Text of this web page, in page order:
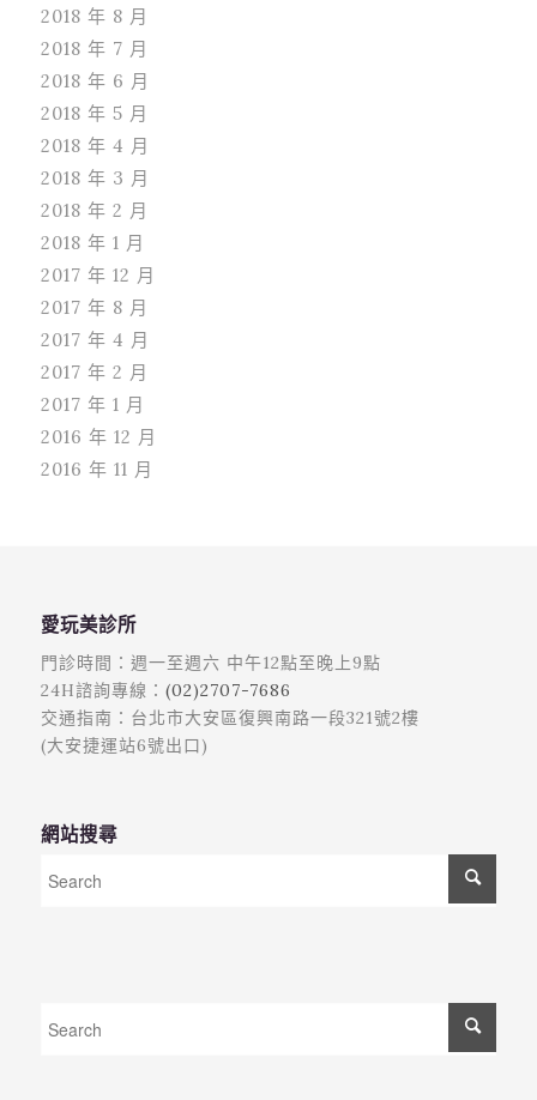
2018 年 8 月
2018 年 7 月
2018 年 6 月
2018 年 5 月
2018 年 4 月
2018 年 3 月
2018 年 2 月
2018 年 1 月
2017 年 12 月
2017 年 8 月
2017 年 4 月
2017 年 2 月
2017 年 1 月
2016 年 12 月
2016 年 11 月
愛玩美診所
門診時間：週一至週六 中午12點至晚上9點
24H諮詢專線： (02)2707-7686
交通指南：台北市大安區復興南路一段321號2樓
(大安捷運站6號出口)
網站搜尋